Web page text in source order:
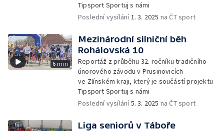
Tipsport Sportuj s námi
Poslední vysílání1. 3. 2025 na ČT sport
6 min
Mezinárodní silniční běh
Rohálovská 10
Reportáž z průběhu 32. ročníku tradičního
únorového závodu v Prusinovicích
ve Zlínském kraji, který je součástí projektu
Tipsport Sportuj s námi
Poslední vysílání5. 3. 2025 na ČT sport
Liga seniorů v Táboře